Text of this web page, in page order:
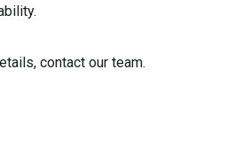
contact our team.